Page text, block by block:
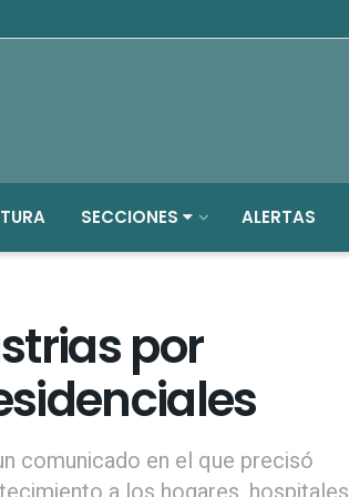
SECCIONES ALERTAS
por
comunicado en el que precisó